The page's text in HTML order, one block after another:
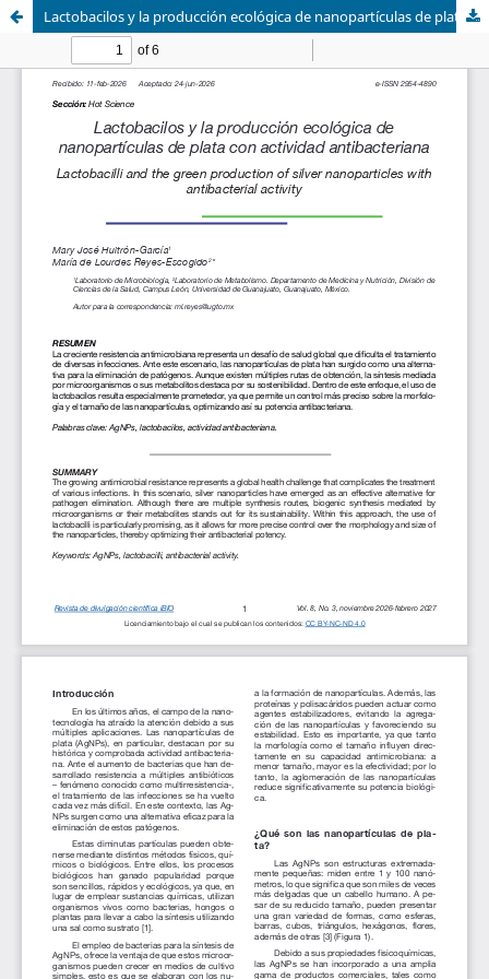
Lactobacilos y la producción ecológica de nanopartículas de plata con actividad antibacteriana